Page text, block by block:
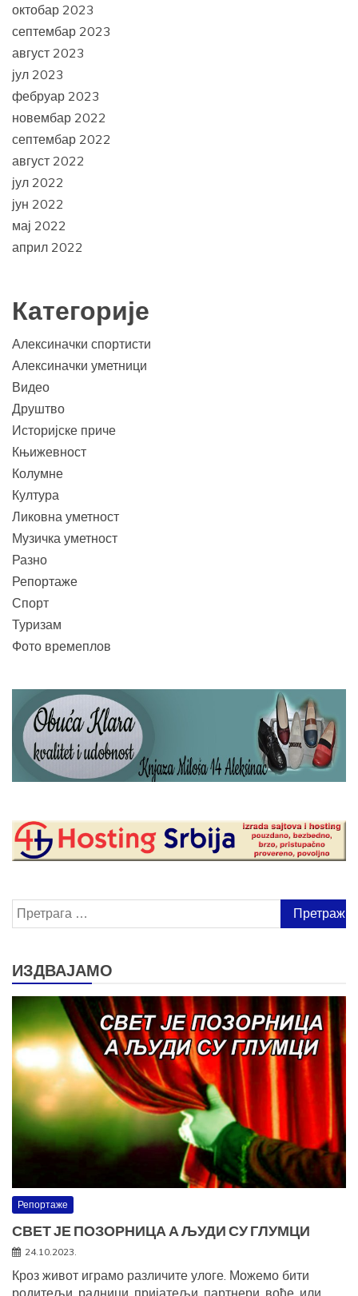
октобар 2023
септембар 2023
август 2023
јул 2023
фебруар 2023
новембар 2022
септембар 2022
август 2022
јул 2022
јун 2022
мај 2022
април 2022
Категорије
Алексиначки спортисти
Алексиначки уметници
Видео
Друштво
Историјске приче
Књижевност
Колумне
Култура
Ликовна уметност
Музичка уметност
Разно
Репортаже
Спорт
Туризам
Фото времеплов
Претрага
за:
ИЗДВАЈАМО
Репортаже
СВЕТ ЈЕ ПОЗОРНИЦА А ЉУДИ СУ ГЛУМЦИ
24.10.2023.
Кроз живот играмо различите улоге. Можемо бити